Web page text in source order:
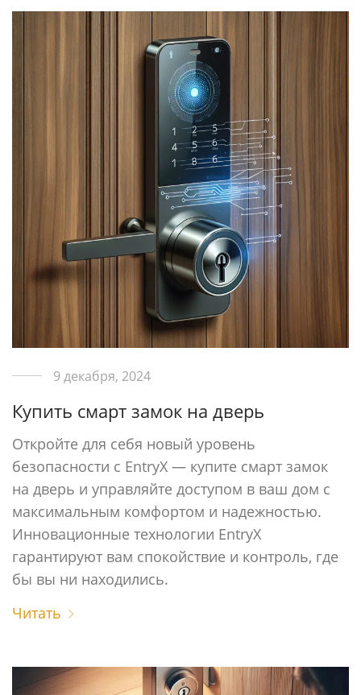
9 декабря, 2024
Купить смарт замок на дверь
Откройте для себя новый уровень
безопасности с EntryX — купите смарт замок
на дверь и управляйте доступом в ваш дом с
максимальным комфортом и надежностью.
Инновационные технологии EntryX
гарантируют вам спокойствие и контроль, где
бы вы ни находились.
Читать